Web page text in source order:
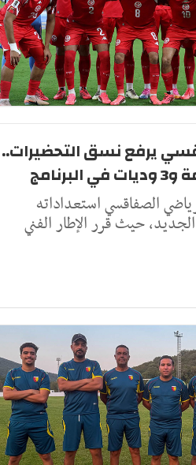
يرفع نسق التحضيرات..
الصفاقسي استعداداته
حيث قرر الإطار الفني